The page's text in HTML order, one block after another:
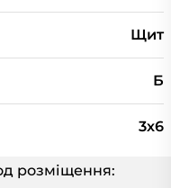
Щит
Б
3х6
розміщення: